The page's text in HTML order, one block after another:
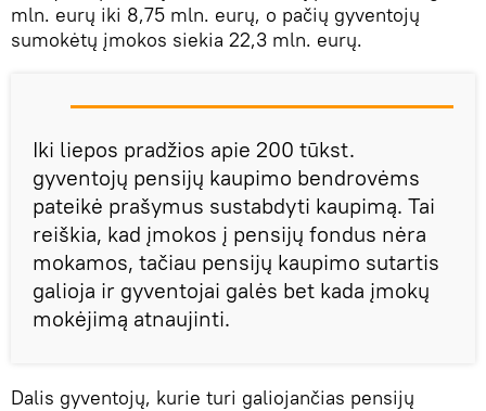
mln. eurų iki 8,75 mln. eurų, o pačių gyventojų
sumokėtų įmokos siekia 22,3 mln. eurų.
Iki liepos pradžios apie 200 tūkst.
gyventojų pensijų kaupimo bendrovėms
pateikė prašymus sustabdyti kaupimą. Tai
reiškia, kad įmokos į pensijų fondus nėra
mokamos, tačiau pensijų kaupimo sutartis
galioja ir gyventojai galės bet kada įmokų
mokėjimą atnaujinti.
Dalis gyventojų, kurie turi galiojančias pensijų